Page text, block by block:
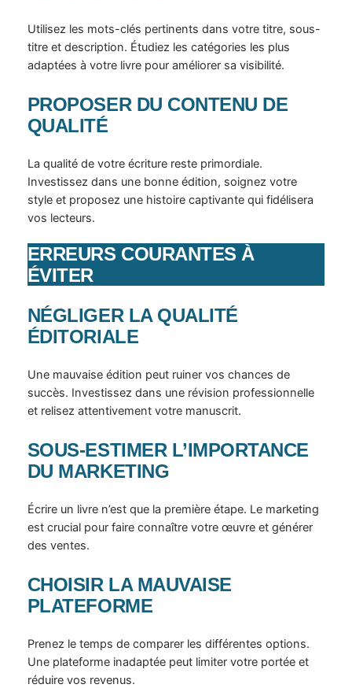
Utilisez les mots-clés pertinents dans votre titre, sous-
titre et description. Étudiez les catégories les plus
adaptées à votre livre pour améliorer sa visibilité.
PROPOSER DU CONTENU DE
QUALITÉ
La qualité de votre écriture reste primordiale.
Investissez dans une bonne édition, soignez votre
style et proposez une histoire captivante qui fidélisera
vos lecteurs.
ERREURS COURANTES À
ÉVITER
NÉGLIGER LA QUALITÉ
ÉDITORIALE
Une mauvaise édition peut ruiner vos chances de
succès. Investissez dans une révision professionnelle
et relisez attentivement votre manuscrit.
SOUS-ESTIMER L’IMPORTANCE
DU MARKETING
Écrire un livre n’est que la première étape. Le marketing
est crucial pour faire connaître votre œuvre et générer
des ventes.
CHOISIR LA MAUVAISE
PLATEFORME
Prenez le temps de comparer les différentes options.
Une plateforme inadaptée peut limiter votre portée et
réduire vos revenus.